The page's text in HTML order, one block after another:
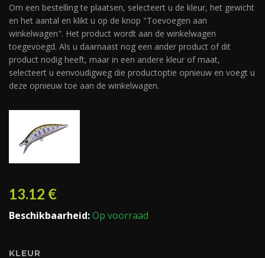
Om een bestelling te plaatsen, selecteert u de kleur, het gewicht
en het aantal en klikt u op de knop "Toevoegen aan
winkelwagen". Het product wordt aan de winkelwagen
toegevoegd. Als u daarnaast nog een ander product of dit
product nodig heeft, maar in een andere kleur of maat,
selecteert u eenvoudigweg die productoptie opnieuw en voegt u
deze opnieuw toe aan de winkelwagen.
13.12 €
Beschikbaarheid:Op voorraad
KLEUR